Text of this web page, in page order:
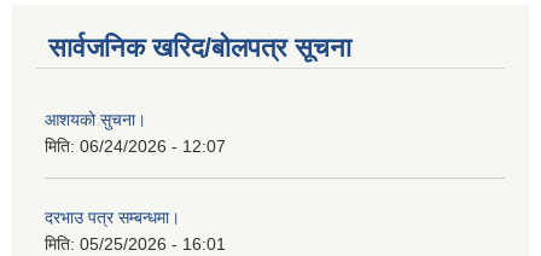
सार्वजनिक खरिद/बोलपत्र सूचना
आशयको सुचना।
मिति: 06/24/2026 - 12:07
दरभाउ पत्र सम्बन्धमा।
मिति: 05/25/2026 - 16:01